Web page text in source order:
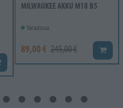
Lisää koriin
MILWAUKEE AKKU M18 B5
Varastossa
89,00 € 245,00 € Lisää